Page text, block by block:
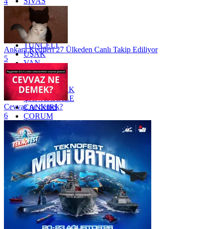
SİİRT
TEKİRDAĞ
TOKAT
TRABZON
TUNCELİ
UŞAK
VAN
YALOVA
YOZGAT
ZONGULDAK
ÇANAKKALE
ÇANKIRI
ÇORUM
İSTANBUL
İZMİR
ŞANLIURFA
ŞIRNAK
Ankara Kedileri 27 Ülkeden Canlı Takip Ediliyor
5
Cevvaz ne demek?
6